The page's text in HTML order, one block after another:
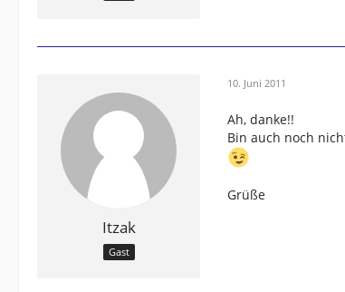
Itzak
Gast
10. Juni 2011
Ah, danke!!
Bin auch noch
Grüße